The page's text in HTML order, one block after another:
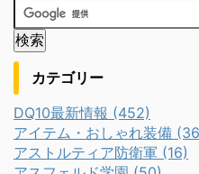
カテゴリー
DQ10最新情報 (452)
アイテム・おしゃれ装備
アストルティア防衛軍 (16)